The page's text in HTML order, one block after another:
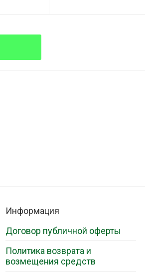
Информация
Договор публичной оферты
Политика возврата и
возмещения средств